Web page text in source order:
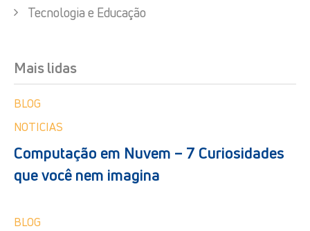
Tecnologia e Educação
Mais lidas
BLOG
NOTICIAS
Computação em Nuvem – 7 Curiosidades
que você nem imagina
BLOG